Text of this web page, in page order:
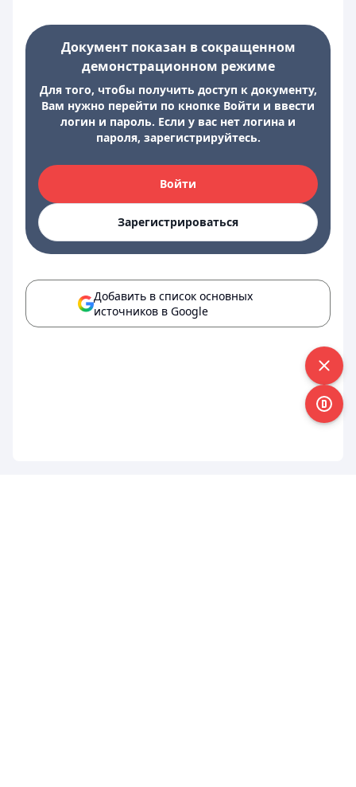
Документ показан в сокращенном
демонстрационном режиме
Для того, чтобы получить доступ к документу,
Вам нужно перейти по кнопке Войти и ввести
логин и пароль. Если у вас нет логина и
пароля, зарегистрируйтесь.
Войти
Зарегистрироваться
Добавить в список основных
источников в Google